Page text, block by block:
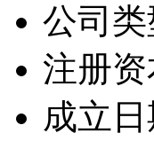
公司类
注册资
成立日